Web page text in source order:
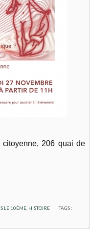
206 quai de
LE 10ÈME, HISTOIRE
TAGS :